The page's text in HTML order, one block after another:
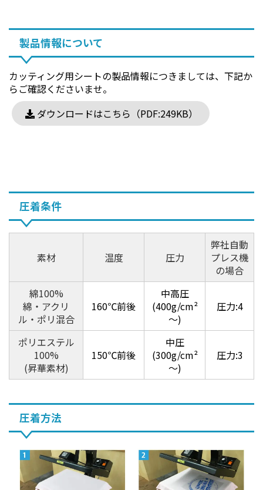
製品情報について
カッティング用シートの製品情報につきましては、下記か
らご確認くださいませ。
ダウンロードはこちら（PDF:249KB）
圧着条件
素材 温度 圧力
弊社自動
プレス機
の場合
綿100%
綿・アクリ
ル・ポリ混合
160℃前後
中高圧
(400g/cm²
～)
圧力:4
ポリエステル
100%
(昇華素材)
150℃前後
中圧
(300g/cm²
～)
圧力:3
圧着方法